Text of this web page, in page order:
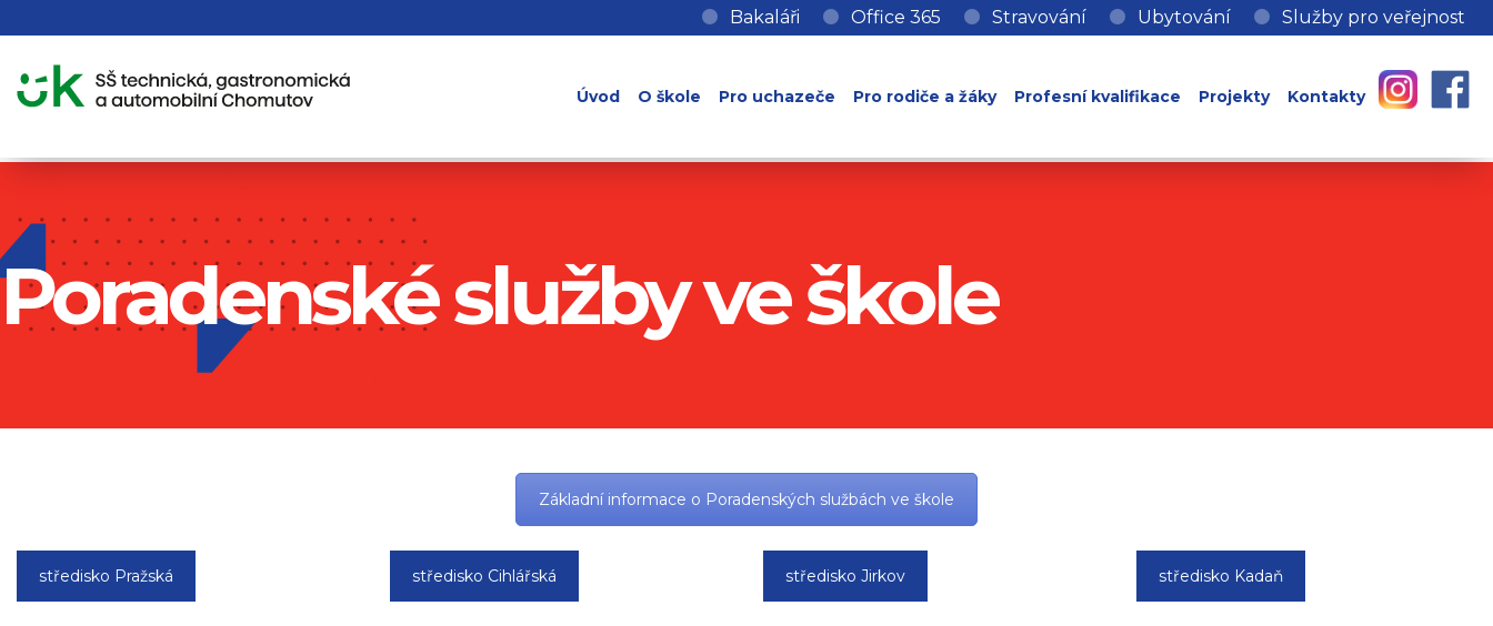
Bakaláři Office 365 Stravování Ubytování Služby pro veřejnost
Úvod O škole Pro uchazeče Pro rodiče a žáky Profesní kvalifikace Projekty Kontakty
Poradenské služby ve škole
Základní informace o Poradenských službách ve škole
středisko Pražská středisko Cihlářská středisko Jirkov středisko Kadaň